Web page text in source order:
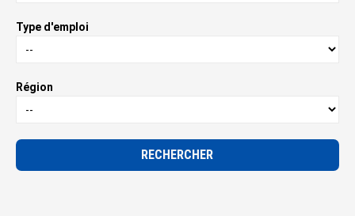
Type d'emploi
Région
RECHERCHER